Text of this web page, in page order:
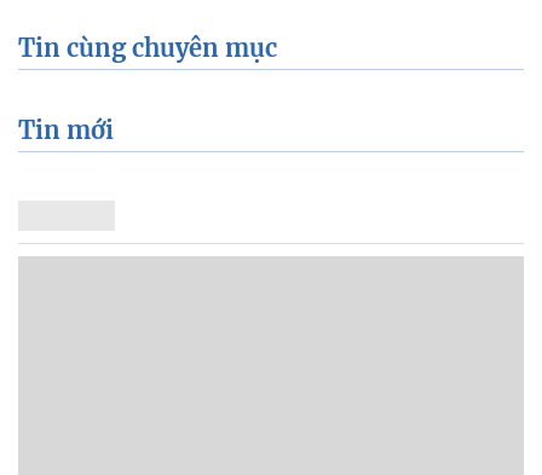
Tin cùng chuyên mục
Tin mới